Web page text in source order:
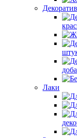
Лаки